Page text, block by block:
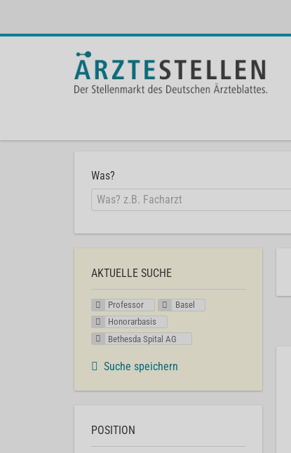
Was?
AKTUELLE SUCHE
Professor
Basel
Honorarbasis
Bethesda Spital AG
Suche speichern
POSITION